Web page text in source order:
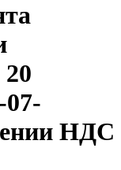
07-
НДС